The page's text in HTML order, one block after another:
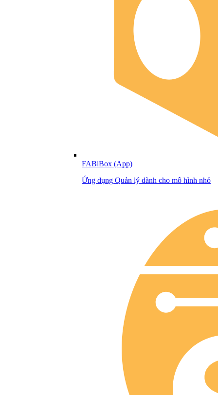
FABiBox (App)
Ứng dụng Quản lý dành cho mô hình nhỏ